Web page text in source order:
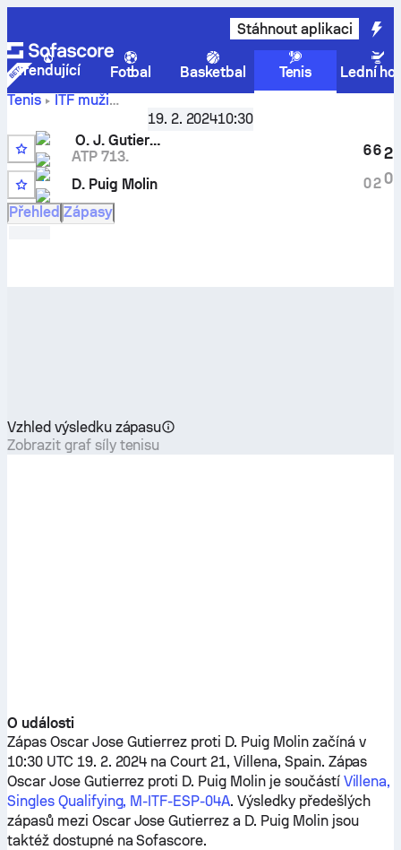
Stáhnout aplikaci
Trendující Fotbal Basketbal Tenis
Lední
Tenis
ITF muži
Villena, Singles Qualifying, M-ITF-ESP-04A
Gutierrez
vs D. Puig Molin
výsledků
19. 2. 202410:30
5
O. J. Gutierrez
ATP 713.
D. Puig Molin
6
0
6
2
2
0
Přehled Zápasy
Vzhled výsledku zápasu
Zobrazit graf síly tenisu
O události
Zápas Oscar Jose Gutierrez proti D. Puig Molinzačíná v
10:30 UTC 19. 2. 2024 na Court 21, Villena, Spain. Zápas
Oscar Jose Gutierrez proti D. Puig Molinje součástí Villena,
Singles Qualifying, M-ITF-ESP-04A. Výsledky předešlých
zápasů mezi Oscar Jose Gutierrez a D. Puig Molinjsou
taktéž dostupné na Sofascore.